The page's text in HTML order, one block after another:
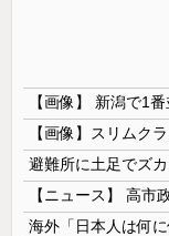
【画像】 新潟で1